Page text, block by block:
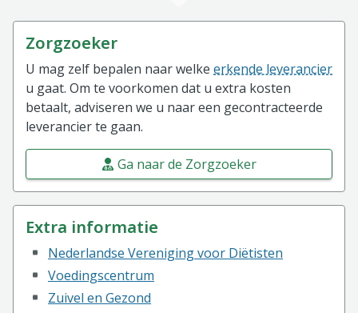
Zorgzoeker
U mag zelf bepalen naar welke erkende leverancier
u gaat. Om te voorkomen dat u extra kosten
betaalt, adviseren we u naar een gecontracteerde
leverancier te gaan.
Ga naar de Zorgzoeker
Extra informatie
Nederlandse Vereniging voor Diëtisten
Voedingscentrum
Zuivel en Gezond